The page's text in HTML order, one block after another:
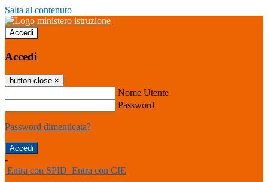
Salta al contenuto
Accedi
Accedi
button close ×
Nome Utente
Password
Password dimenticata?
-
Entra con SPID Entra con CIE